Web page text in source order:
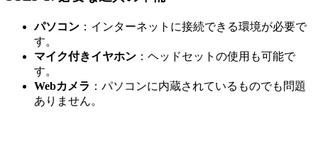
パソコン ：インターネットに接続できる環境が必要で
す。
マイク付きイヤホン ：ヘッドセットの使用も可能で
す。
Webカメラ ：パソコンに内蔵されているものでも問題
ありません。